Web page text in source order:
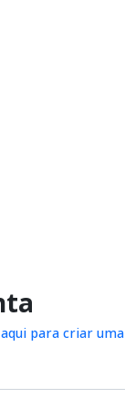
para criar uma